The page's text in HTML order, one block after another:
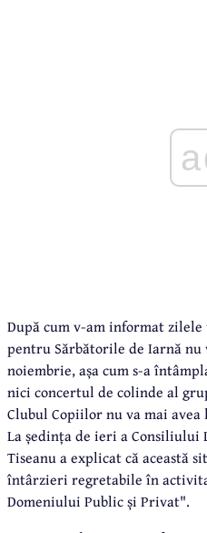
După cum v-am informat
pentru Sărbătorile de Iarnă nu
noiembrie, așa cum s-a
nici concertul de colinde al
Clubul Copiilor nu va mai
La ședința de ieri a
Tiseanu a explicat că această
întârzieri regretabile în
Domeniului Public și Privat".